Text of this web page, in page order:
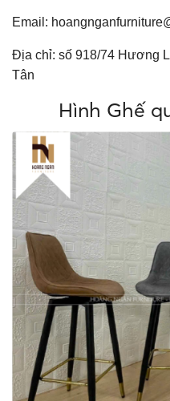
Email:
Địa chỉ: số 918/74 Hương
Tân
Hình Ghế